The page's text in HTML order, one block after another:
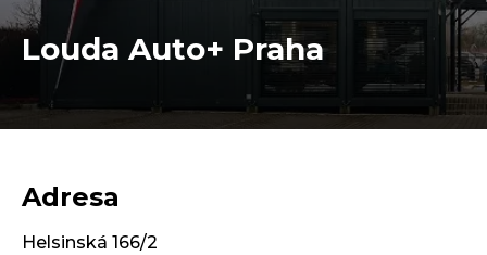
Louda Auto+ Praha
Adresa
Helsinská 166/2